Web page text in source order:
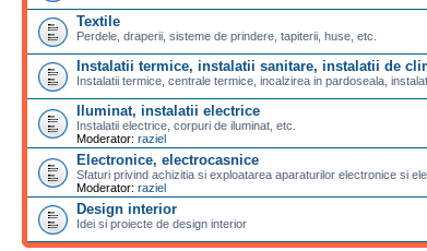
Textile
Perdele, draperii, sisteme de prindere, tapiterii, huse, etc.
Instalatii termice, instalatii sanitare, instalatii de
Instalatii termice, centrale termice, incalzirea in pardoseala,
Iluminat, instalatii electrice
Instalatii electrice, corpuri de iluminat, etc.
Moderator: raziel
Electronice, electrocasnice
Sfaturi privind achizitia si exploatarea aparaturilor electronice si
Moderator: raziel
Design interior
Idei si proiecte de design interior